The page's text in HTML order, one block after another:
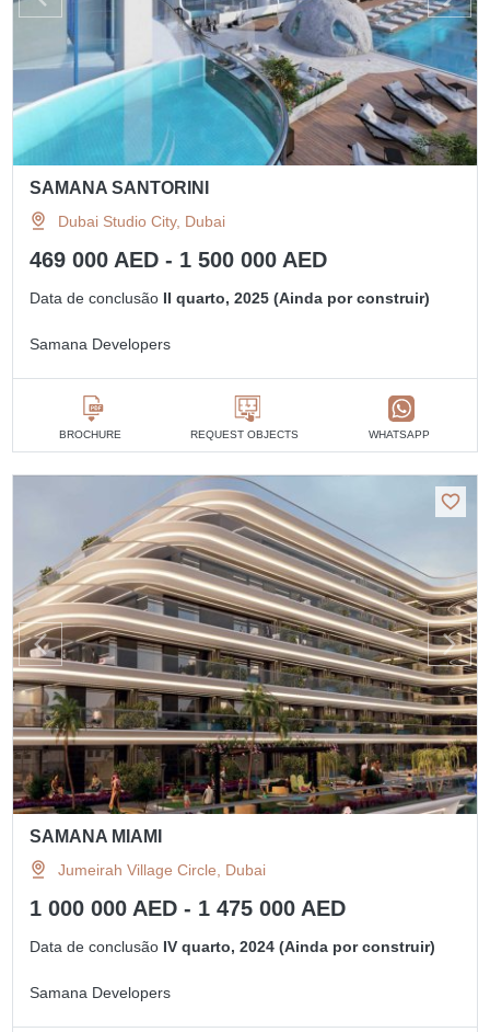
SAMANA SANTORINI
Dubai Studio City, Dubai
469 000 AED - 1 500 000 AED
Data de conclusão II quarto, 2025 (Ainda por construir)
Samana Developers
BROCHURE REQUEST OBJECTS WHATSAPP
SAMANA MIAMI
Jumeirah Village Circle, Dubai
1 000 000 AED - 1 475 000 AED
Data de conclusão IV quarto, 2024 (Ainda por construir)
Samana Developers